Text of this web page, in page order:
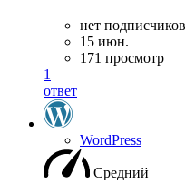
нет подписчиков
15 июн.
171 просмотр
1
ответ
WordPress
Средний